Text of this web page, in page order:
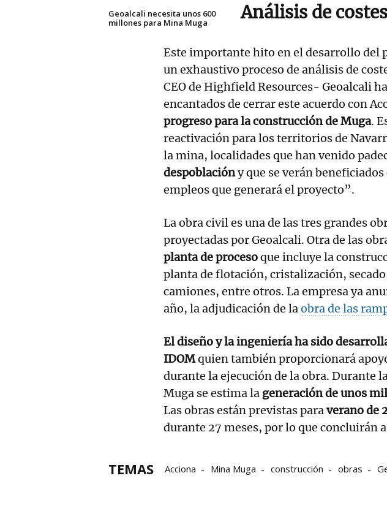
Geoalcali necesita unos 600
millones para Mina Muga
Análisis de costes
Este importante hito en el desarrollo del
un exhaustivo proceso de análisis de
CEO de Highfield Resources- Geoalcali
encantados de cerrar este acuerdo con
progreso para la construcción de Muga.
reactivación para los territorios de
la mina, localidades que han venido
despoblacióny que se verán
empleos que generará el proyecto”.
La obra civil es una de las tres grandes
proyectadas por Geoalcali. Otra de las
planta de procesoque incluye la
planta de flotación, cristalización,
camiones, entre otros. La empresa ya
año, la adjudicación de laobra de las
El diseño y la ingeniería ha sido
IDOMquien también proporcionará
durante la ejecución de la obra. Durante
Muga se estima la generación de unos
Las obras están previstas paraverano de
durante 27 meses, por lo que concluirán
TEMAS Acciona Mina Muga construcción obras